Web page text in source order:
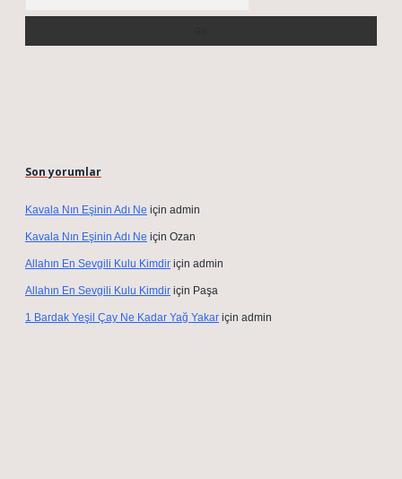
Son yorumlar
Kavala Nın Eşinin Adı Ne için admin
Kavala Nın Eşinin Adı Ne için Ozan
Allahın En Sevgili Kulu Kimdir için admin
Allahın En Sevgili Kulu Kimdir için Paşa
1 Bardak Yeşil Çay Ne Kadar Yağ Yakar için admin